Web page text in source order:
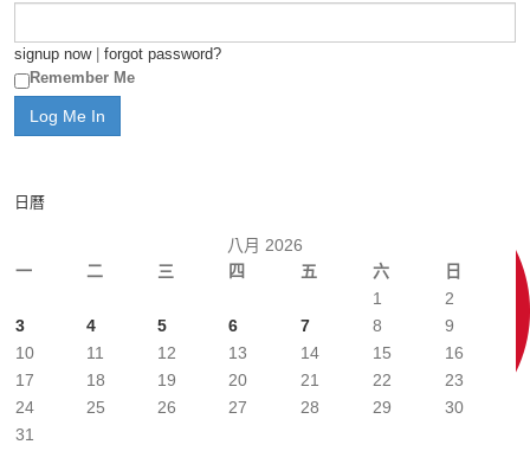
signup now| forgot password?
Remember Me
日曆
八月 2026
一
二 三 四 五 六 日
1
2
3
4 5 6 7 8
9
10
11 12 13 14 15
16
17
18 19 20 21 22
23
24
25 26 27 28 29
30
31